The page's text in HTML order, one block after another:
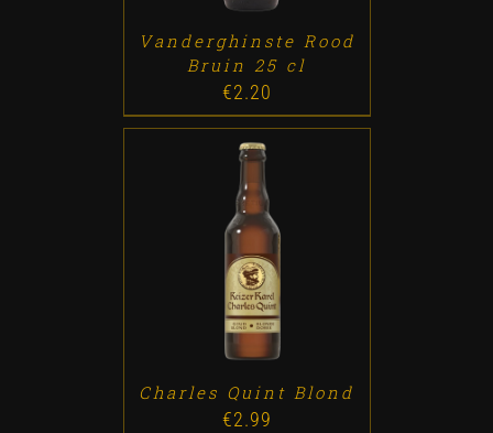
Vanderghinste Rood
Bruin 25 cl
€2.20
ADD TO CART /
Charles Quint Blond
€2.99